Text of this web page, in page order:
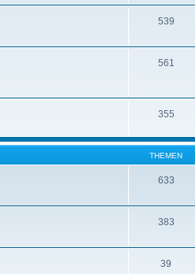
539
561
355
THEMEN
633
383
39